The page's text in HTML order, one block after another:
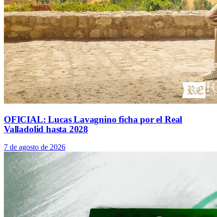
OFICIAL: Lucas Lavagnino ficha por el Real
Valladolid hasta 2028
7 de agosto de 2026